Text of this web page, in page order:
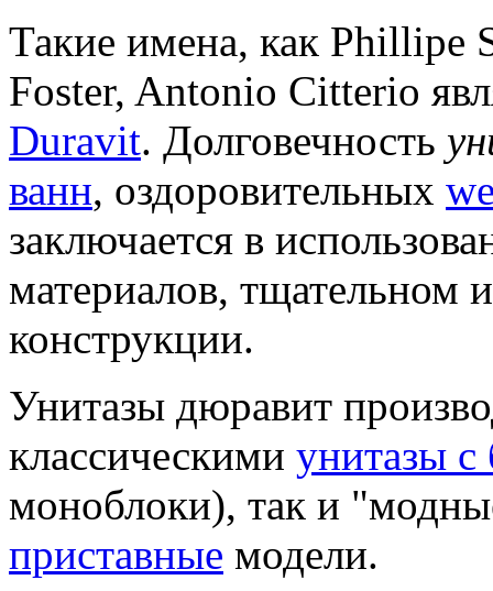
Такие имена, как Phillipe
Foster, Antonio Citterio
Duravit. Долговечность
ванн, оздоровительных
заключается в
материалов, тщательном
конструкции.
Унитазы дюравит
классическими унитазы с
моноблоки), так и
приставные модели.